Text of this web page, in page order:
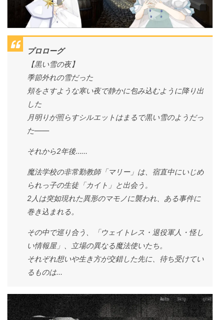
プロローグ
【黒い雪の夜】
季節外れの雪だった
頬をさすような寒い夜で静かに包み込むように降り出
した
月明りが照らすシルエットはまるで黒い雪のようだっ
た――
それから2年後……
魔法学校の非常勤教師「マリー」は、宿直中にいじめ
られっ子の生徒「カイト」と出会う。
2人は突如現れた異形のマモノに襲われ、ある事件に
巻き込まれる。
その中で巡り合う、「ウェイトレス・退役軍人・怪し
い情報屋」、立場の異なる魔法使いたち。
それぞれ想いや生き方が交錯した先に、待ち受けてい
るものは…